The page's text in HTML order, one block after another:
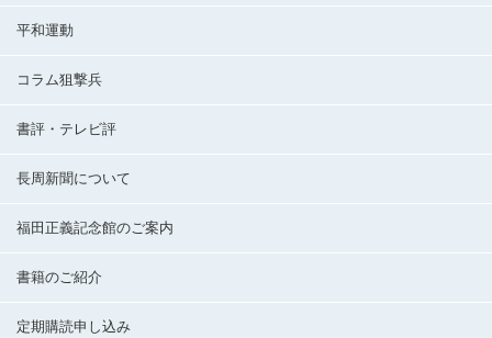
平和運動
コラム狙撃兵
書評・テレビ評
長周新聞について
福田正義記念館のご案内
書籍のご紹介
定期購読申し込み